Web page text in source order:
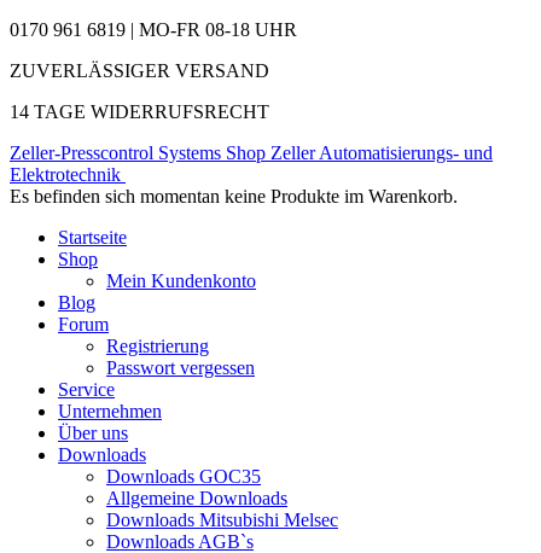
0170 961 6819 | MO-FR 08-18 UHR
ZUVERLÄSSIGER VERSAND
14 TAGE WIDERRUFSRECHT
Zeller-Presscontrol Systems Shop Zeller Automatisierungs- und
Elektrotechnik
Es befinden sich momentan keine Produkte im Warenkorb.
Startseite
Shop
Mein Kundenkonto
Blog
Forum
Registrierung
Passwort vergessen
Service
Unternehmen
Über uns
Downloads
Downloads GOC35
Allgemeine Downloads
Downloads Mitsubishi Melsec
Downloads AGB`s